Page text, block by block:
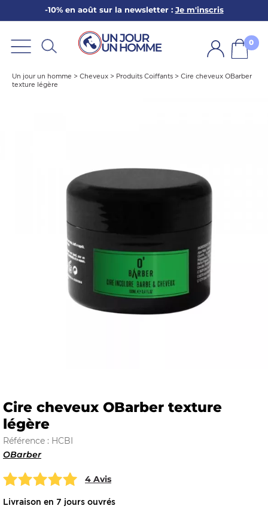
-10% en août sur la newsletter : Je m'inscris
0
Un jour un homme > Cheveux > Produits Coiffants > Cire cheveux OBarber
texture légère
Cire cheveux OBarber texture
légère
Référence : HCBI
OBarber
4 Avis
Livraison en 7 jours ouvrés